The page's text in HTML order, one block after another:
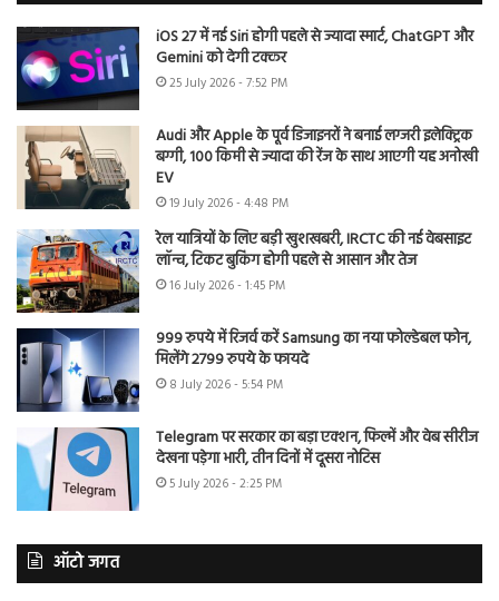
iOS 27 में नई Siri होगी पहले से ज्यादा स्मार्ट, ChatGPT और
Gemini को देगी टक्कर
25 July 2026 - 7:52 PM
Audi और Apple के पूर्व डिजाइनरों ने बनाई लग्जरी इलेक्ट्रिक
बग्गी, 100 किमी से ज्यादा की रेंज के साथ आएगी यह अनोखी
EV
19 July 2026 - 4:48 PM
रेल यात्रियों के लिए बड़ी खुशखबरी, IRCTC की नई वेबसाइट
लॉन्च, टिकट बुकिंग होगी पहले से आसान और तेज
16 July 2026 - 1:45 PM
999 रुपये में रिजर्व करें Samsung का नया फोल्डेबल फोन,
मिलेंगे 2799 रुपये के फायदे
8 July 2026 - 5:54 PM
Telegram पर सरकार का बड़ा एक्शन, फिल्में और वेब सीरीज
देखना पड़ेगा भारी, तीन दिनों में दूसरा नोटिस
5 July 2026 - 2:25 PM
ऑटो जगत